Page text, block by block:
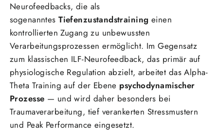
Neurofeedbacks, die als
sogenanntesTiefenzustandstraining einen
kontrollierten Zugang zu unbewussten
Verarbeitungsprozessen ermöglicht. Im Gegensatz
zum klassischen ILF-Neurofeedback, das primär auf
physiologische Regulation abzielt, arbeitet das Alpha-
Theta Training auf der Ebene psychodynamischer
Prozesse — und wird daher besonders bei
Traumaverarbeitung, tief verankerten Stressmustern
und Peak Performance eingesetzt.